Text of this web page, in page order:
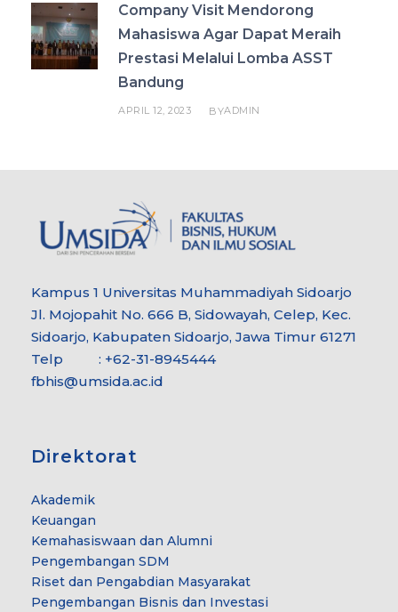
Company Visit Mendorong
Mahasiswa Agar Dapat Meraih
Prestasi Melalui Lomba ASST
Bandung
APRIL 12, 2023 BYADMIN
Kampus 1 Universitas Muhammadiyah Sidoarjo
Jl. Mojopahit No. 666 B, Sidowayah, Celep, Kec.
Sidoarjo, Kabupaten Sidoarjo, Jawa Timur 61271
Telp : +62-31-8945444
fbhis@umsida.ac.id
Direktorat
Akademik
Keuangan
Kemahasiswaan dan Alumni
Pengembangan SDM
Riset dan Pengabdian Masyarakat
Pengembangan Bisnis dan Investasi